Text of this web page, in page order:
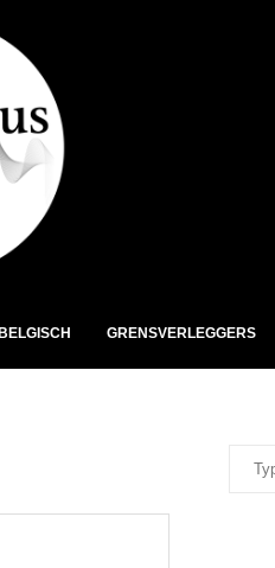
BELGISCH GRENSVERLEGGERS